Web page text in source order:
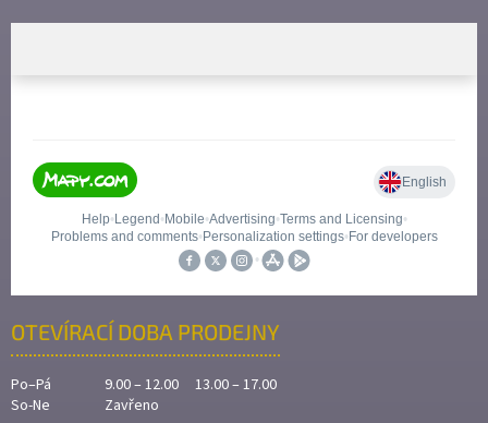
OTEVÍRACÍ DOBA PRODEJNY
Po–Pá
9.00 – 12.00 13.00 – 17.00
So-Ne
Zavřeno